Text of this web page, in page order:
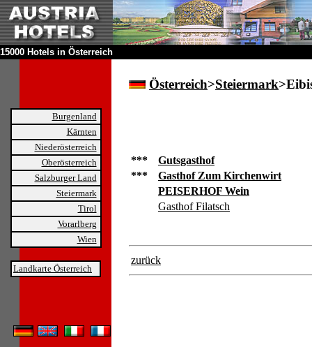
15000 Hotels in Österreich
Burgenland
Kärnten
Niederösterreich
Oberösterreich
Salzburger Land
Steiermark
Tirol
Vorarlberg
Wien
Landkarte Österreich
Österreich>Steiermark
***
Gutsgasthof
***
Gasthof Zum Kirchenwirt
PEISERHOF Wein
Gasthof Filatsch
zurück